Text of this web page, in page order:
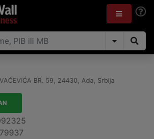
BR. 59, 24430, Ada, Srbija